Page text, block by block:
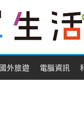
國外旅遊 電腦資訊